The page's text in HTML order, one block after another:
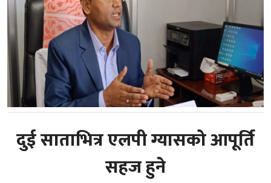
दुई साताभित्र एलपी ग्यासको आपूर्ति
सहज हुने